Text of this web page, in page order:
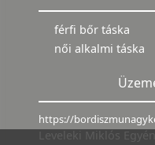
férfi bőr táska
női alkalmi táska
https://
Leveleki Miklós